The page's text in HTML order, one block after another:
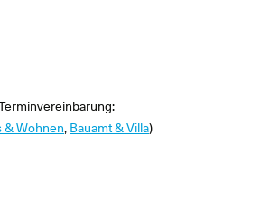
& Wohnen, Bauamt & Villa)